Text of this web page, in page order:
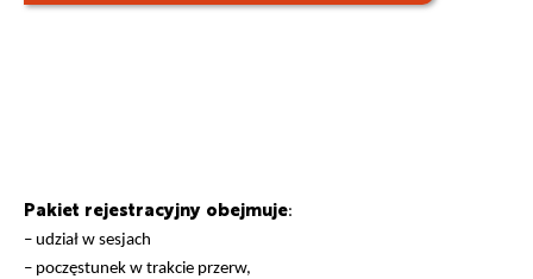
Pakiet rejestracyjny obejmuje:
– udział w sesjach
– poczęstunek w trakcie przerw,